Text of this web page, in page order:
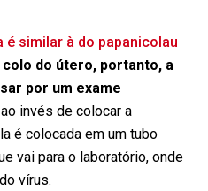
é similar à do papanicolau
do útero, portanto, a
por um exame
invés de colocar a
é colocada em um tubo
vai para o laboratório, onde
vírus.